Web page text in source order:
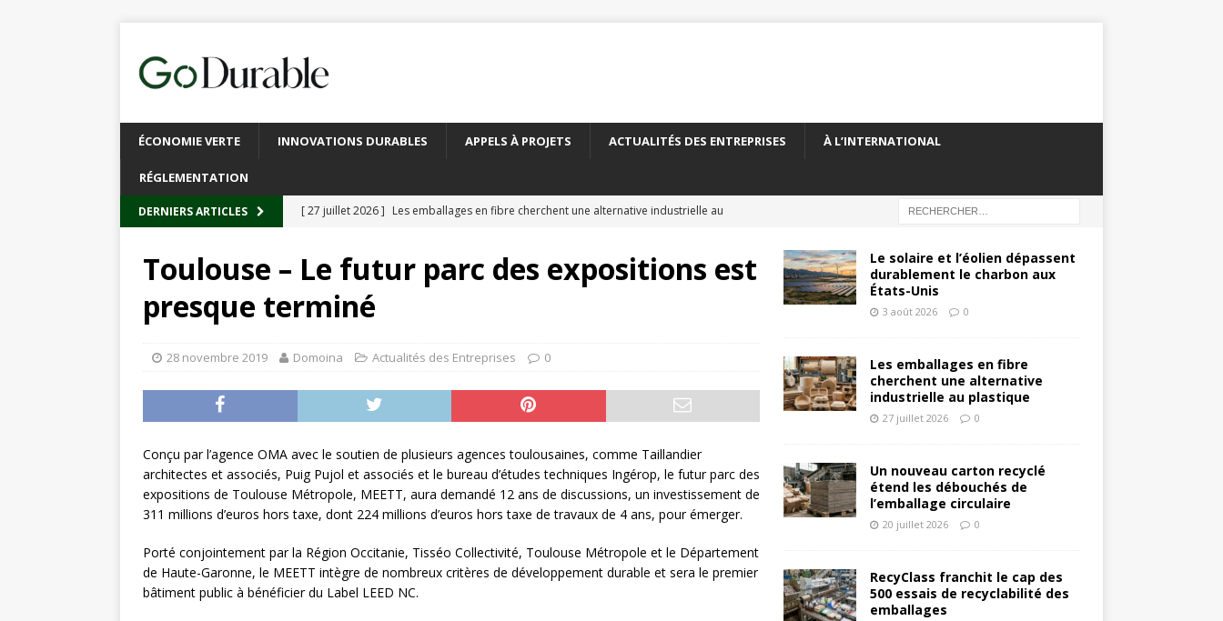
ÉCONOMIE VERTE INNOVATIONS DURABLES APPELS À PROJETS ACTUALITÉS DES ENTREPRISES À L’INTERNATIONAL
RÉGLEMENTATION
DERNIERS ARTICLES [ 27 juillet 2026 ] Les emballages en fibre cherchent une alternative industrielle au
[ 20 juillet 2026 ] Un nouveau carton recyclé étend les débouchés de l’emballage
circulaire
ACTUALITÉS DES ENTREPRISES
emballages
ACTUALITÉS DES ENTREPRISES
[ 6 juillet 2026 ]
Bruxelles encadre le recyclage chimique des bouteilles en PET
L’INTERNATIONAL
[ 3 août 2026 ] Le solaire et l’éolien dépassent durablement le charbon aux États-Unis
À L’INTERNATIONAL
Toulouse – Le futur parc des expositions est
presque terminé
28 novembre 2019 Domoina Actualités des Entreprises 0
Conçu par l’agence OMA avec le soutien de plusieurs agences toulousaines, comme Taillandier
architectes et associés, Puig Pujol et associés et le bureau d’études techniques Ingérop, le futur parc des
expositions de Toulouse Métropole, MEETT, aura demandé 12 ans de discussions, un investissement de
311 millions d’euros hors taxe, dont 224 millions d’euros hors taxe de travaux de 4 ans, pour émerger.
Porté conjointement par la Région Occitanie, Tisséo Collectivité, Toulouse Métropole et le Département
de Haute-Garonne, le MEETT intègre de nombreux critères de développement durable et sera le premier
bâtiment public à bénéficier du Label LEED NC.
Le solaire et l’éolien dépassent
durablement le charbon aux
États-Unis
3 août 2026 0
Les emballages en fibre
cherchent une alternative
industrielle au plastique
27 juillet 2026 0
Un nouveau carton recyclé
étend les débouchés de
l’emballage circulaire
20 juillet 2026 0
RecyClass franchit le cap des
500 essais de recyclabilité des
emballages